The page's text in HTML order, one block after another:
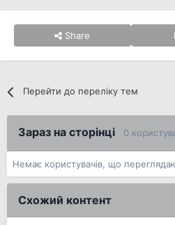
Share
Перейти до переліку тем
Зараз на сторінці 0
Немає користувачів, що
Схожий контент